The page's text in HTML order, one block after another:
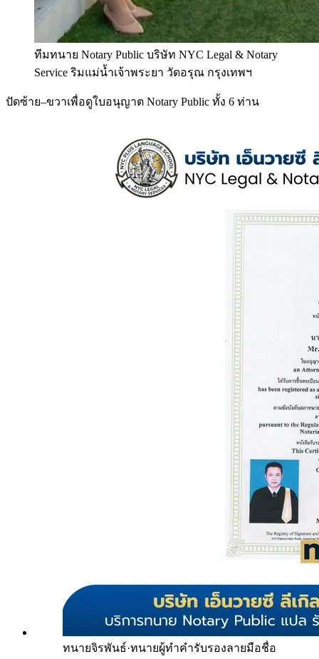
ทีมทนาย Notary Public บริษัท NYC Legal & Notary
Service ริมแม่น้ำเจ้าพระยา วัดอรุณ กรุงเทพฯ
ปัดซ้าย–ขวาเพื่อดูใบอนุญาต Notary Public ทั้ง 6 ท่าน
ทนายจิรพันธ์·ทนายผู้ทำคำรับรองลายมือชื่อ